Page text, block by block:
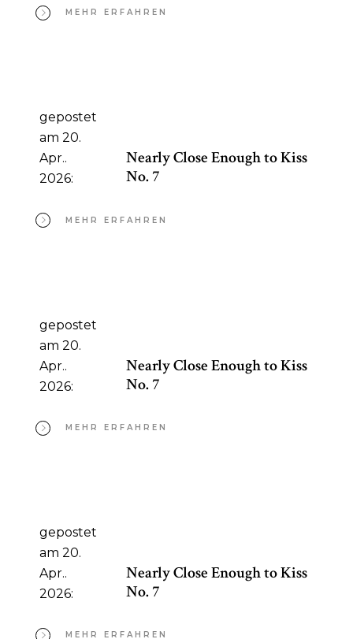
MEHR ERFAHREN
gepostet
am 20.
Apr..
2026:
Nearly Close Enough to Kiss
No. 7
MEHR ERFAHREN
gepostet
am 20.
Apr..
2026:
Nearly Close Enough to Kiss
No. 7
MEHR ERFAHREN
gepostet
am 20.
Apr..
2026:
Nearly Close Enough to Kiss
No. 7
MEHR ERFAHREN